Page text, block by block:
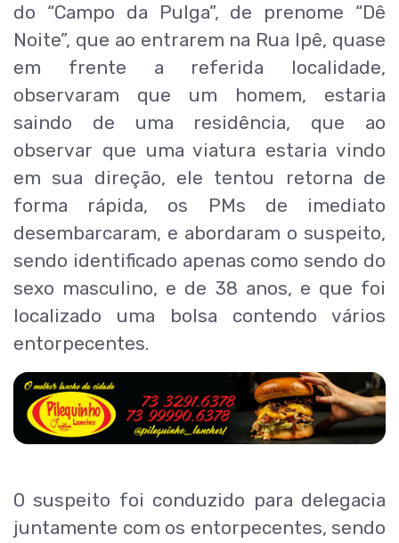
do “Campo da Pulga”, de prenome “Dê
Noite”, que ao entrarem na Rua Ipê, quase
em frente a referida localidade,
observaram que um homem, estaria
saindo de uma residência, que ao
observar que uma viatura estaria vindo
em sua direção, ele tentou retorna de
forma rápida, os PMs de imediato
desembarcaram, e abordaram o suspeito,
sendo identificado apenas como sendo do
sexo masculino, e de 38 anos, e que foi
localizado uma bolsa contendo vários
entorpecentes.
O suspeito foi conduzido para delegacia
juntamente com os entorpecentes, sendo